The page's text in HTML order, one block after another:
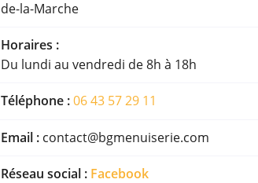
de-la-Marche
Horaires :
Du lundi au vendredi de 8h à 18h
Téléphone :06 43 57 29 11
Email : contact@bgmenuiserie.com
Réseau social : Facebook